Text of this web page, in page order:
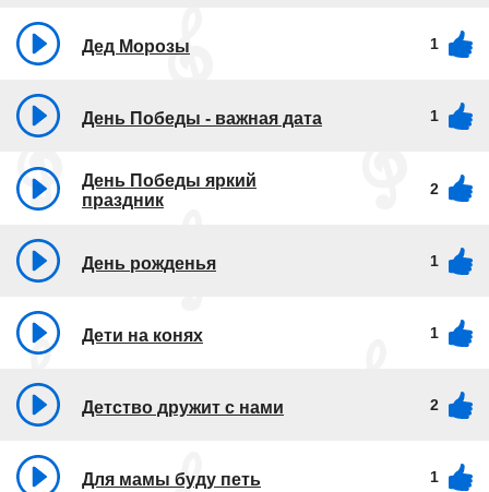
Дед Морозы 1
День Победы - важная дата 1
День Победы яркий
праздник
2
День рожденья 1
Дети на конях 1
Детство дружит с нами 2
Для мамы буду петь 1